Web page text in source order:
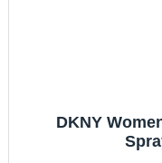
DKNY